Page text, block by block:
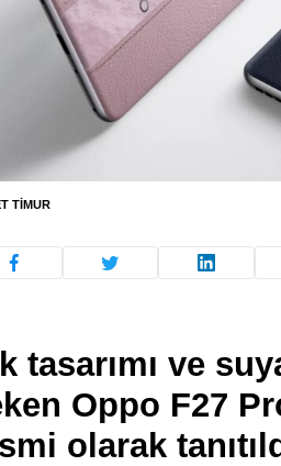
TIMUR
tasarımı ve
Oppo F27
olarak